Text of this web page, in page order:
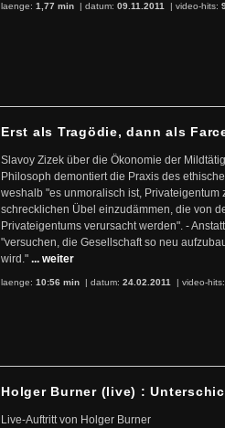
laenge: 1,77 min | datum: 09.11.2011 | video-hits:
Erst als Tragödie, dann als
Slavoy Zizek über die Ökonomie der
Philosoph demontiert die Praxis des
weshalb "es unmoralisch ist, Privateigentum
schrecklichen Übel einzudämmen, die von
Privateigentums verursacht werden". -
"versuchen, die Gesellschaft so neu
wird." ... weiter
laenge: 10:56 min | datum: 24.02.2011 | video-hits:
Holger Burner (live) :
Live-Auftritt von Holger Burner